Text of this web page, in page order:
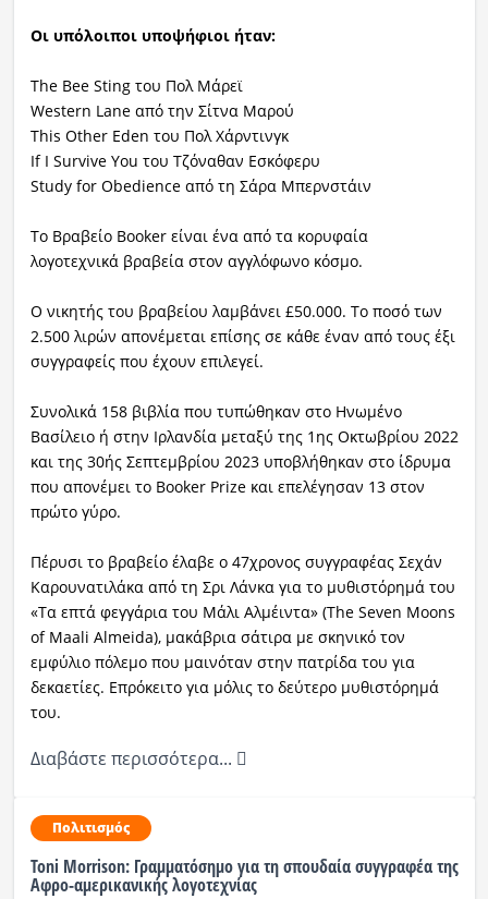
Οι υπόλοιποι υποψήφιοι ήταν:
The Bee Sting του Πολ Μάρεϊ
Western Lane από την Σίτνα Μαρού
This Other Eden του Πολ Χάρντινγκ
If I Survive You του Τζόναθαν Εσκόφερυ
Study for Obedience από τη Σάρα Μπερνστάιν
Το Βραβείο Booker είναι ένα από τα κορυφαία
λογοτεχνικά βραβεία στον αγγλόφωνο κόσμο.
Ο νικητής του βραβείου λαμβάνει £50.000. Το ποσό των
2.500 λιρών απονέμεται επίσης σε κάθε έναν από τους έξι
συγγραφείς που έχουν επιλεγεί.
Συνολικά 158 βιβλία που τυπώθηκαν στο Ηνωμένο
Βασίλειο ή στην Ιρλανδία μεταξύ της 1ης Οκτωβρίου 2022
και της 30ής Σεπτεμβρίου 2023 υποβλήθηκαν στο ίδρυμα
που απονέμει το Booker Prize και επελέγησαν 13 στον
πρώτο γύρο.
Πέρυσι το βραβείο έλαβε ο 47χρονος συγγραφέας Σεχάν
Καρουνατιλάκα από τη Σρι Λάνκα για το μυθιστόρημά του
«Τα επτά φεγγάρια του Μάλι Αλμέιντα» (The Seven Moons
of Maali Almeida), μακάβρια σάτιρα με σκηνικό τον
εμφύλιο πόλεμο που μαινόταν στην πατρίδα του για
δεκαετίες. Επρόκειτο για μόλις το δεύτερο μυθιστόρημά
του.
Διαβάστε περισσότερα...
Πολιτισμός
Toni Morrison: Γραμματόσημο για τη σπουδαία συγγραφέα της
Αφρο-αμερικανικής λογοτεχνίας